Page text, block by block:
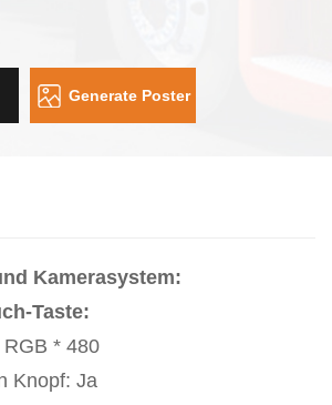
Generate Poster
Kamerasystem:
Taste:
* 480
Knopf: Ja